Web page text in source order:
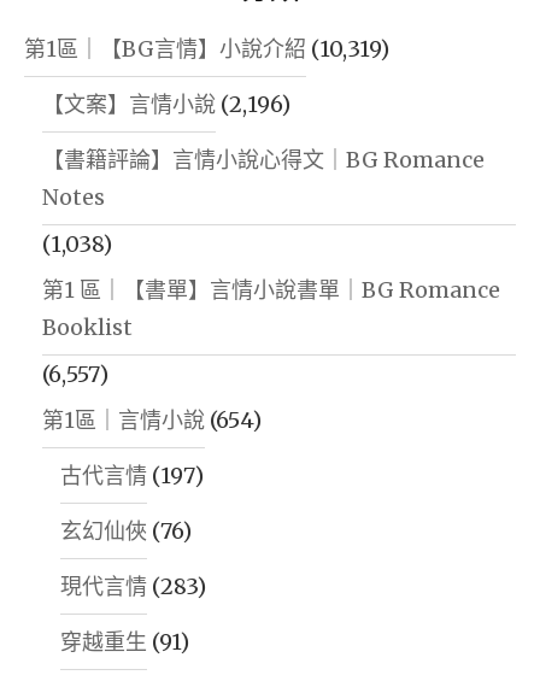
第1區｜【BG言情】小說介紹 (10,319)
【文案】言情小說 (2,196)
【書籍評論】言情小說心得文｜BG Romance
Notes
(1,038)
第1 區｜【書單】言情小說書單｜BG Romance
Booklist
(6,557)
第1區｜言情小說 (654)
古代言情 (197)
玄幻仙俠 (76)
現代言情 (283)
穿越重生 (91)